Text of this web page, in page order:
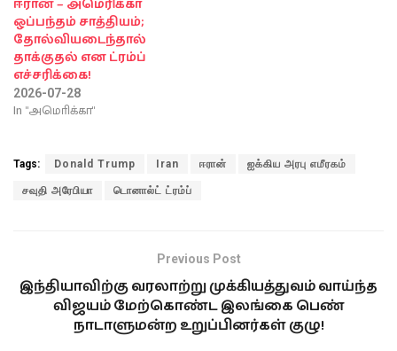
ஈரான் – அமெரிக்கா
ஒப்பந்தம் சாத்தியம்;
தோல்வியடைந்தால்
தாக்குதல் என ட்ரம்ப்
எச்சரிக்கை!
2026-07-28
In "அமொிக்கா"
Tags: Donald Trump Iran ஈரான் ஐக்கிய அரபு எமீரகம்
சவுதி அரேபியா டொனால்ட் ட்ரம்ப்
Previous Post
இந்தியாவிற்கு வரலாற்று முக்கியத்துவம் வாய்ந்த
விஜயம் மேற்கொண்ட இலங்கை பெண்
நாடாளுமன்ற உறுப்பினர்கள் குழு!